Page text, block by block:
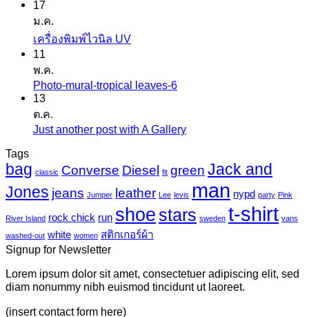
บน
นวาส
17
ม.ค.
เครื่องพิมพ์ไวนิล UVไม่มี
บน
ไว
11
พ.ค.
Photo-mural-tropical leaves-6ไม่มี
mural-
tropical
leaves-
13
ต.ค.
Just another post with A Galleryไม่มี
เห็น
บน
Just
another
post
Tags
bag classic Converse Diesel fit green Jack and
Jones jeans Jumper leather Lee levis man nypd party Pink
River Island rock chick run shoe stars sweden t-shirt vans
washed-out white women สติกเกอร์ผ้า
Signup for Newsletter
Lorem ipsum dolor sit amet, consectetuer adipiscing elit, sed
diam nonummy nibh euismod tincidunt ut laoreet.
(insert contact form here)